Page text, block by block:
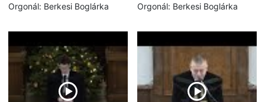
Orgonál: Berkesi Boglárka
Orgonál: Berkesi Boglárka